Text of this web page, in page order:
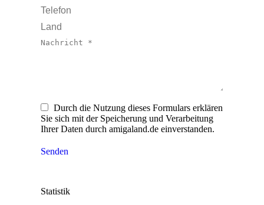
Telefon
Land
Nachricht *
Durch die Nutzung dieses Formulars erklären
Sie sich mit der Speicherung und Verarbeitung
Ihrer Daten durch amigaland.de einverstanden.
Senden
Statistik